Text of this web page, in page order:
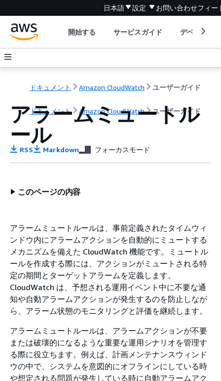
日本語 設定 お問い合わせフィー
開始する サービスガイド デベロッパ
ドキュメント Amazon CloudWatch ユーザーガイド
ドキュメント Amazon CloudWatch ユーザーガイド
アラームミュートル
ール
RSS Markdown フォーカスモード
このページの内容
アラームミュートルールは、事前定義されたタイムウィ
ンドウ内にアラームアクションを自動的にミュートする
メカニズムを備えた CloudWatch 機能です。ミュートル
ールを作成する際には、アクションがミュートされる特
定の期間とターゲットアラームを定義します。
CloudWatch は、予想される運用イベント中に不要な通
知や自動アラームアクションが発生するのを防止しなが
ら、アラーム状態のモニタリングと評価を継続します。
アラームミュートルールは、アラームアクションが不要
または破壊的になるような重要な運用シナリオを管理す
る際に役立ちます。例えば、計画メンテナンスウィンド
ウの中で、システムを意図的にオフラインにしている時
や想定される問題が発生している時に自動アラームアク